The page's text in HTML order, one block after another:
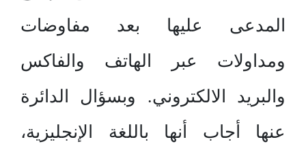
المدعى عليها بعد مفاوضات
ومداولات عبر الهاتف والفاكس
والبريد الالكتروني. وبسؤال الدائرة
عنها أجاب أنها باللغة الإنجليزية،